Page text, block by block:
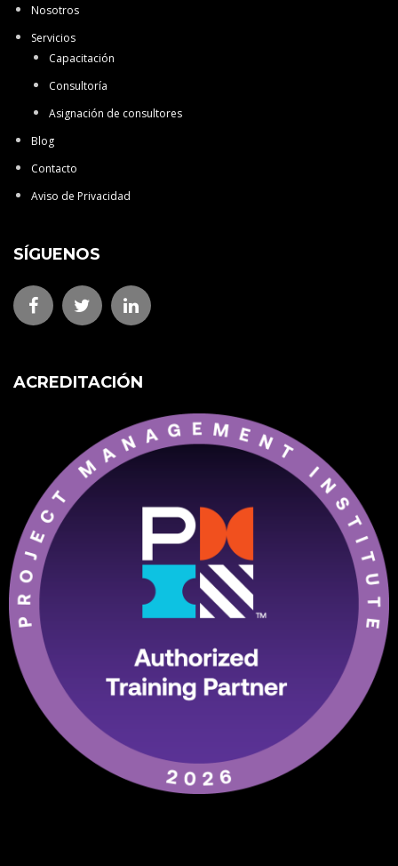
Nosotros
Servicios
Capacitación
Consultoría
Asignación de consultores
Blog
Contacto
Aviso de Privacidad
SÍGUENOS
ACREDITACIÓN